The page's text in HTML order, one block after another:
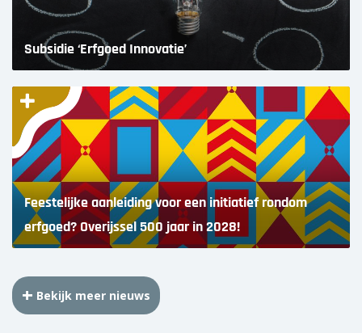
Subsidie ‘Erfgoed Innovatie’
Feestelijke aanleiding voor een initiatief rondom
erfgoed? Overijssel 500 jaar in 2028!
Bekijk meer nieuws